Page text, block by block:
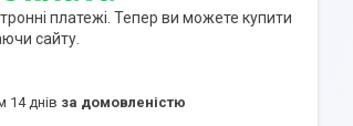
платежі. Тепер ви можете купити
сайту.
14 днів за домовленістю